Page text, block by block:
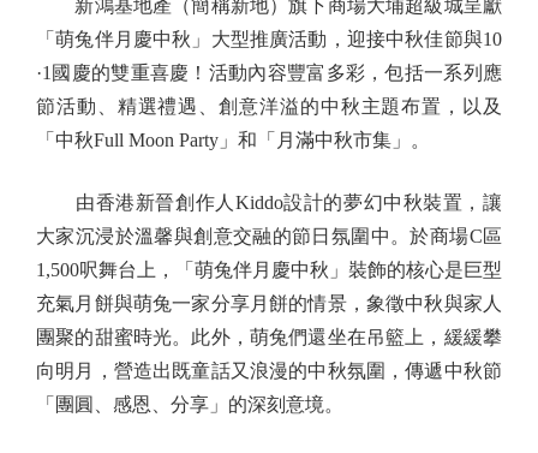
新鴻基地產（簡稱新地）旗下商場大埔超級城呈獻
「萌兔伴月慶中秋」大型推廣活動，迎接中秋佳節與10
·1國慶的雙重喜慶！活動內容豐富多彩，包括一系列應
節活動、精選禮遇、創意洋溢的中秋主題布置，以及
「中秋Full Moon Party」和「月滿中秋市集」。
由香港新晉創作人Kiddo設計的夢幻中秋裝置，讓
大家沉浸於溫馨與創意交融的節日氛圍中。於商場C區
1,500呎舞台上，「萌兔伴月慶中秋」裝飾的核心是巨型
充氣月餅與萌兔一家分享月餅的情景，象徵中秋與家人
團聚的甜蜜時光。此外，萌兔們還坐在吊籃上，緩緩攀
向明月，營造出既童話又浪漫的中秋氛圍，傳遞中秋節
「團圓、感恩、分享」的深刻意境。